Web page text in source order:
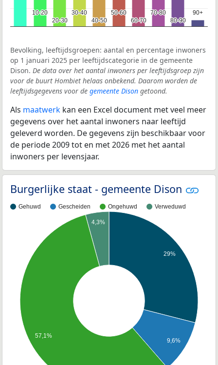
10-20
10-20
20-30
20-30
30-40
30-40
40-50
40-50
50-60
50-60
60-70
60-70
70-80
70-80
80-90
80-90
90+
90+
Bevolking, leeftijdsgroepen: aantal en percentage inwoners
op 1 januari 2025 per leeftijdscategorie in de gemeente
Dison. De data over het aantal inwoners per leeftijdsgroep zijn
voor de buurt Hombiet helaas onbekend. Daarom worden de
leeftijdsgegevens voor de gemeente Dison getoond.
Als maatwerk kan een Excel document met veel meer
gegevens over het aantal inwoners naar leeftijd
geleverd worden. De gegevens zijn beschikbaar voor
de periode 2009 tot en met 2026 met het aantal
inwoners per levensjaar.
Burgerlijke staat - gemeente Dison
Gehuwd Gescheiden Ongehuwd Verweduwd
29%
9,6%
4,3%
57,1%